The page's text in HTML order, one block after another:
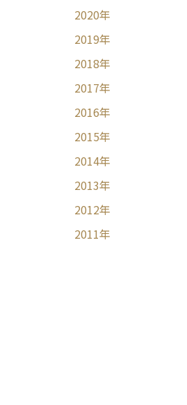
2020年
2019年
2018年
2017年
2016年
2015年
2014年
2013年
2012年
2011年